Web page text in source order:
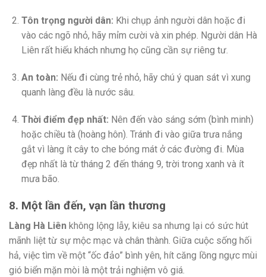
Tôn trọng người dân: Khi chụp ảnh người dân hoặc đi
vào các ngõ nhỏ, hãy mỉm cười và xin phép. Người dân Hà
Liên rất hiếu khách nhưng họ cũng cần sự riêng tư.
An toàn: Nếu đi cùng trẻ nhỏ, hãy chú ý quan sát vì xung
quanh làng đều là nước sâu.
Thời điểm đẹp nhất: Nên đến vào sáng sớm (bình minh)
hoặc chiều tà (hoàng hôn). Tránh đi vào giữa trưa nắng
gắt vì làng ít cây to che bóng mát ở các đường đi. Mùa
đẹp nhất là từ tháng 2 đến tháng 9, trời trong xanh và ít
mưa bão.
8. Một lần đến, vạn lần thương
Làng Hà Liên không lộng lẫy, kiêu sa nhưng lại có sức hút
mãnh liệt từ sự mộc mạc và chân thành. Giữa cuộc sống hối
hả, việc tìm về một “ốc đảo” bình yên, hít căng lồng ngực mùi
gió biển mặn mòi là một trải nghiệm vô giá.